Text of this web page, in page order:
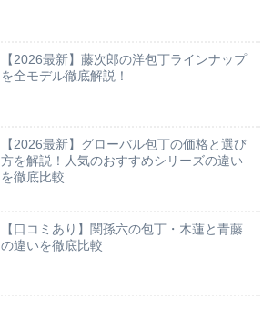
【2026最新】藤次郎の洋包丁ラインナップ
を全モデル徹底解説！
【2026最新】グローバル包丁の価格と選び
方を解説！人気のおすすめシリーズの違い
を徹底比較
【口コミあり】関孫六の包丁・木蓮と青藤
の違いを徹底比較